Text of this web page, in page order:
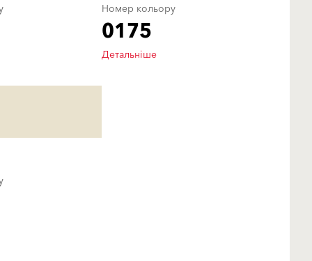
Номер кольору
0175
Детальніше